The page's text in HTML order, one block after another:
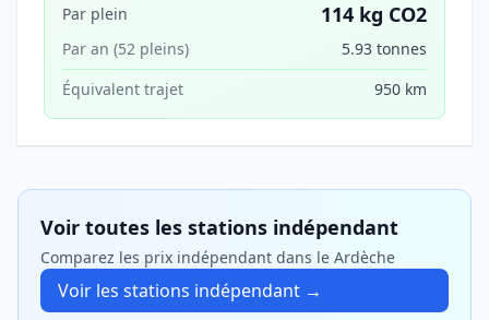
Par plein 114 kg CO2
Par an (52 pleins)
5.93 tonnes
Équivalent trajet
950 km
Voir toutes les stations indépendant
Comparez les prix indépendant dans le Ardèche
Voir les stations indépendant →